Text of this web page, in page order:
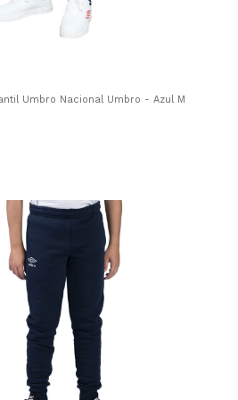
Umbro Nacional Umbro - Azul Marino -